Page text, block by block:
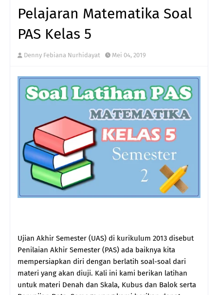
Pelajaran Matematika Soal
PAS Kelas 5
Denny Febiana Nurhidayat Mei 04, 2019
Ujian Akhir Semester (UAS) di kurikulum 2013 disebut
Penilaian Akhir Semester (PAS) ada baiknya kita
mempersiapkan diri dengan berlatih soal-soal dari
materi yang akan diuji. Kali ini kami berikan latihan
untuk materi Denah dan Skala, Kubus dan Balok serta